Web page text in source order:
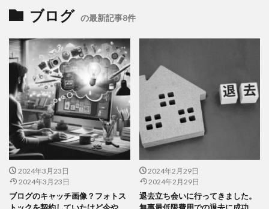
ブログ の最新記事8件
2024年3月23日
2024年3月23日
ブログのキャッチ画像？フォトス
トックを契約していたけど今や
2024年2月29日
2024年2月29日
退去立ち会いに行ってきました。
無事最低限費用での退去に成功